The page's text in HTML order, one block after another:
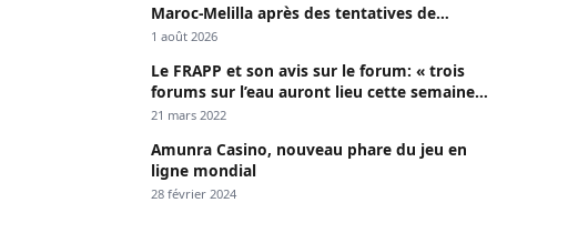
Maroc-Melilla après des tentatives de
passage
1 août 2026
Le FRAPP et son avis sur le forum: « trois
forums sur l’eau auront lieu cette semaine à
Dakar »
21 mars 2022
Amunra Casino, nouveau phare du jeu en
ligne mondial
28 février 2024